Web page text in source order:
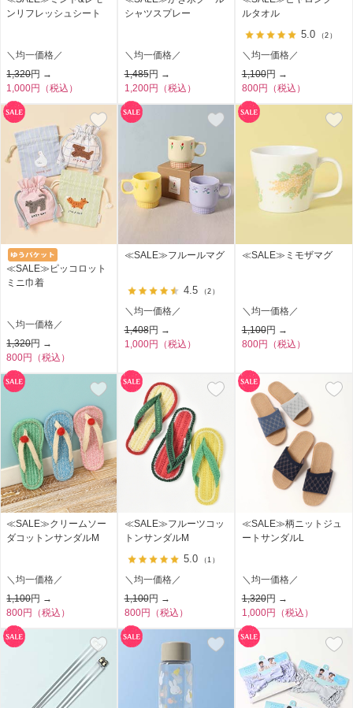
ンリフレッシュシート
＼均一価格／
1,320円 →
1,000円（税込）
シャツスプレー
＼均一価格／
1,485円 →
1,200円（税込）
ルタオル
5.0 （2）
＼均一価格／
1,100円 →
800円（税込）
≪SALE≫ピッコロット
ミニ巾着
＼均一価格／
1,320円 →
800円（税込）
≪SALE≫フルールマグ
4.5 （2）
＼均一価格／
1,408円 →
1,000円（税込）
≪SALE≫ミモザマグ
＼均一価格／
1,100円 →
800円（税込）
≪SALE≫クリームソー
ダコットンサンダルM
＼均一価格／
1,100円 →
800円（税込）
≪SALE≫フルーツコッ
トンサンダルM
5.0 （1）
＼均一価格／
1,100円 →
800円（税込）
≪SALE≫柄ニットジュ
ートサンダルL
＼均一価格／
1,320円 →
1,000円（税込）